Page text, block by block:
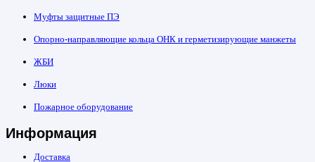
Муфты защитные ПЭ
Опорно-направляющие кольца ОНК и герметизирующие манжеты
ЖБИ
Люки
Пожарное оборудование
Информация
Доставка